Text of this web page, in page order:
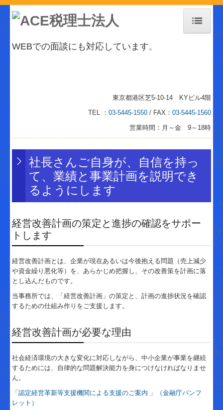
ホーム
経営革新等支援機関とは
業務案内
創業・起業支援
資金調達支援
経営改善支援
相続・贈与支援
料金について
補助金・助成金・融資情報
関与先向け融資商品ご紹介
WEBでの面談にも対応しています。
東京都港区芝5-10-14 KYビル4階
TEL ： 03-5445-1550/ FAX： 03-5445-1560
営業時間：月～金 9～18時
社長さんご自身が、自信を持っ
て、業績と事業計画を説明でき
るようにします
経営改善計画の策定と進捗の確認をサポー
トします
経営改善計画とは、企業が現在あるいは今後抱える問題（売上減少
や資金繰り悪化等）を、あらかじめ把握し、その改善策を計画に落
とし込んだものです。
当事務所では、「経営改善計画」の策定と、計画の進捗状況を確認
するための仕組み作りをご支援します。
経営改善計画が必要な理由
社会経済環境の大きな変化に対応しながら、中小企業が事業を継続
するためには、自律的な問題解決能力を身につけなければなりませ
ん。
「認定経営革新等支援機関による支援のご案内 」（金融庁パンフ
レット）